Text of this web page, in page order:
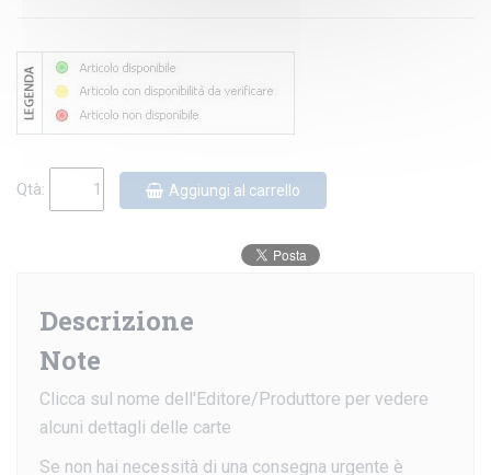
Qtà: Aggiungi al carrello
Descrizione
Note
Clicca sul nome dell'Editore/Produttore per vedere
alcuni dettagli delle carte
Se non hai necessità di una consegna urgente è